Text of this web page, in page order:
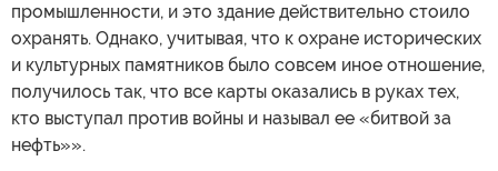
промышленности, и это здание действительно стоило
охранять. Однако, учитывая, что к охране исторических
и культурных памятников было совсем иное отношение,
получилось так, что все карты оказались в руках тех,
кто выступал против войны и называл ее «битвой за
нефть»».